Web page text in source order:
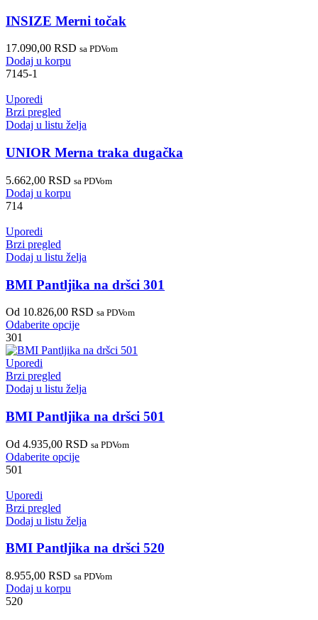
INSIZE Merni točak
17.090,00 RSD sa PDVom
Dodaj u korpu
7145-1
Uporedi
Brzi pregled
Dodaj u listu želja
UNIOR Merna traka dugačka
5.662,00 RSD sa PDVom
Dodaj u korpu
714
Uporedi
Brzi pregled
Dodaj u listu želja
BMI Pantljika na dršci 301
Od 10.826,00 RSD sa PDVom
Odaberite opcije
301
Uporedi
Brzi pregled
Dodaj u listu želja
BMI Pantljika na dršci 501
Od 4.935,00 RSD sa PDVom
Odaberite opcije
501
Uporedi
Brzi pregled
Dodaj u listu želja
BMI Pantljika na dršci 520
8.955,00 RSD sa PDVom
Dodaj u korpu
520